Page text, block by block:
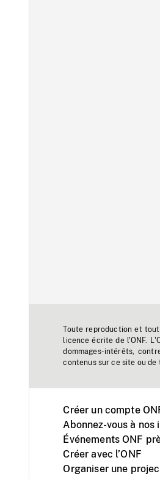
Toute reproduction et
licence écrite de l'ONF.
dommages-intérêts,
contenus sur ce site ou
Créer un compte
Abonnez-vous à nos
Événements ONF
Créer avec l’ONF
Organiser une